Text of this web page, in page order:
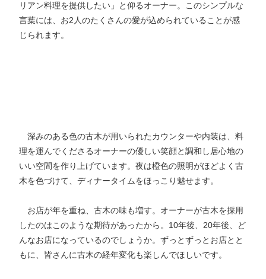
リアン料理を提供したい」と仰るオーナー。このシンプルな
言葉には、お2人のたくさんの愛が込められていることが感
じられます。
深みのある色の古木が用いられたカウンターや内装は、料
理を運んでくださるオーナーの優しい笑顔と調和し居心地の
いい空間を作り上げています。夜は橙色の照明がほどよく古
木を色づけて、ディナータイムをほっこり魅せます。
お店が年を重ね、古木の味も増す。オーナーが古木を採用
したのはこのような期待があったから。10年後、20年後、ど
んなお店になっているのでしょうか。ずっとずっとお店とと
もに、皆さんに古木の経年変化も楽しんでほしいです。